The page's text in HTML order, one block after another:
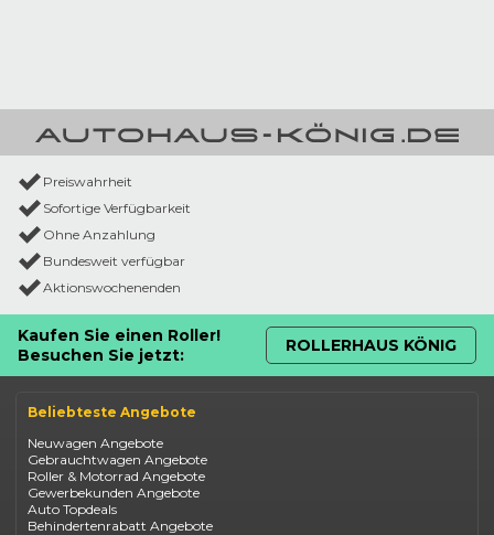
Preiswahrheit
Sofortige Verfügbarkeit
Ohne Anzahlung
Bundesweit verfügbar
Aktionswochenenden
Kaufen Sie einen Roller!
Besuchen Sie jetzt:
ROLLERHAUS KÖNIG
Beliebteste Angebote
Neuwagen Angebote
Gebrauchtwagen Angebote
Roller & Motorrad Angebote
Gewerbekunden Angebote
Auto Topdeals
Behindertenrabatt Angebote